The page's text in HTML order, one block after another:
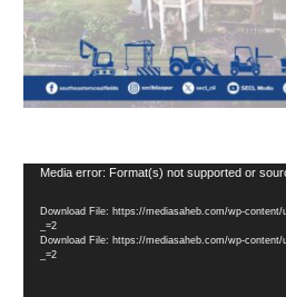
Video
Media error: Format(s) not supported or
Download File: https://mediasaheb.com/wp-content/
_=2
Download File: https://mediasaheb.com/wp-content/
_=2